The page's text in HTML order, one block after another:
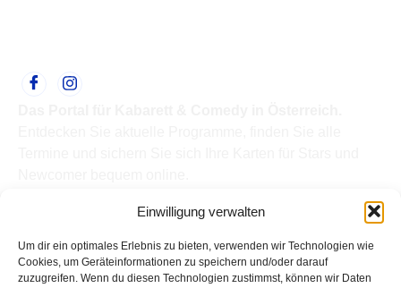
Einwilligung verwalten
Um dir ein optimales Erlebnis zu bieten, verwenden wir Technologien wie
Cookies, um Geräteinformationen zu speichern und/oder darauf
zuzugreifen. Wenn du diesen Technologien zustimmst, können wir Daten
Termine
Kabarettisten
Spielorte